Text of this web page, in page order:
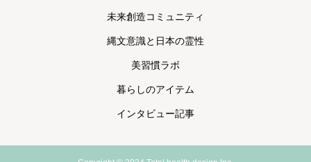
未来創造コミュニティ
縄文意識と日本の霊性
美習慣ラボ
暮らしのアイテム
インタビュー記事